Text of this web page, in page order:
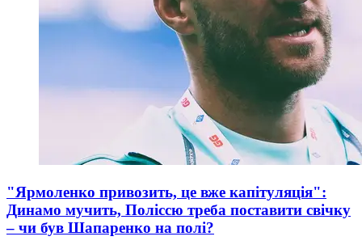
"Ярмоленко привозить, це вже капітуляція":
Динамо мучить, Поліссю треба поставити свічку
– чи був Шапаренко на полі?